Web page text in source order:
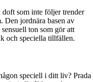
som inte följer trender
Den jordnära basen av
ton som gör att
och speciella tillfällen.
speciell i ditt liv? Prada